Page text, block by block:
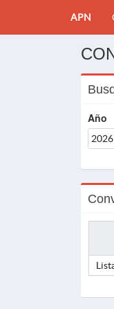
APN
Año
2026